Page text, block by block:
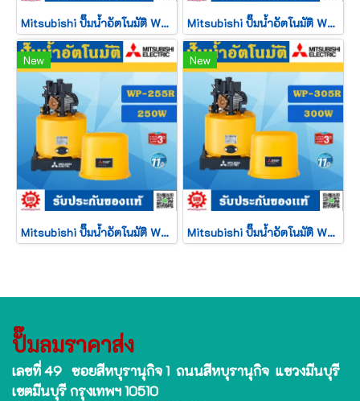
Mitsubishi ปั๊มน้ำอัตโนมัติ WP - 105 R2 Mitsubishi ปั๊มน้ำอัตโนมัติ WP - 155 R2
New
Mitsubishi ปั๊มน้ำอัตโนมัติ WP - 255 R2
New
Mitsubishi ปั๊มน้ำอัตโนมัติ WP - 305 R2
ปั๊มลมราคาส่ง
เลขที่ 49 ซอยสีหบุรานุกิจ 1 ถนนสีหบุรานุกิจ แขวงมีนบุรี
เขตมีนบุรี กรุงเทพฯ 10510